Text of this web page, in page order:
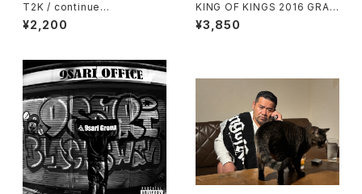
T2K / continue...
¥2,200
KING OF KINGS 2016 GRAN
D CHAMPIONSHIP FINAL
¥3,850